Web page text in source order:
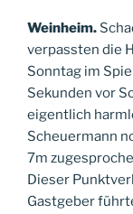
Weinheim.
verpassten die
Sonntag im
Sekunden vor
eigentlich
Scheuermann
7m
Dieser
Gastgeber